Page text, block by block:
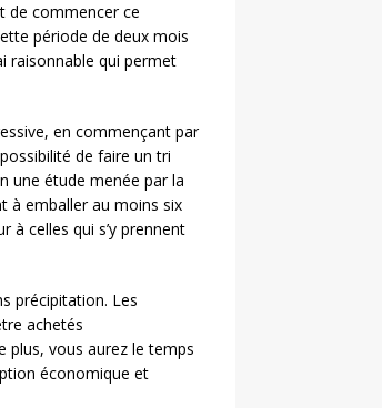
de commencer ce
période de deux mois
raisonnable qui permet
en commençant par
de faire un tri
une étude menée par la
à emballer au moins six
à celles qui s’y prennent
précipitation. Les
achetés
plus, vous aurez le temps
économique et